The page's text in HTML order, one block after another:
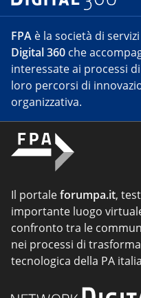
FPA è la società di
Digital 360 che
interessate ai processi
loro percorsi di
organizzativa.
Il portaleforumpa.it,
importante luogo
confronto tra le
nei processi di
tecnologica della PA